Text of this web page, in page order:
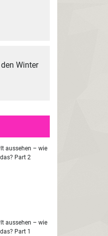
Winter
aussehen – wie
Part 2
aussehen – wie
Part 1